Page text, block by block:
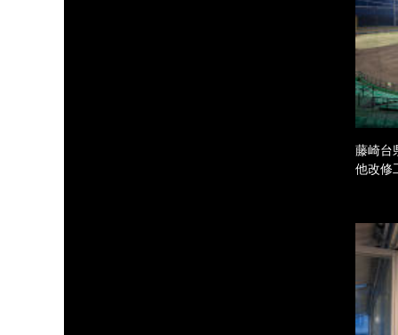
藤崎台
他改修